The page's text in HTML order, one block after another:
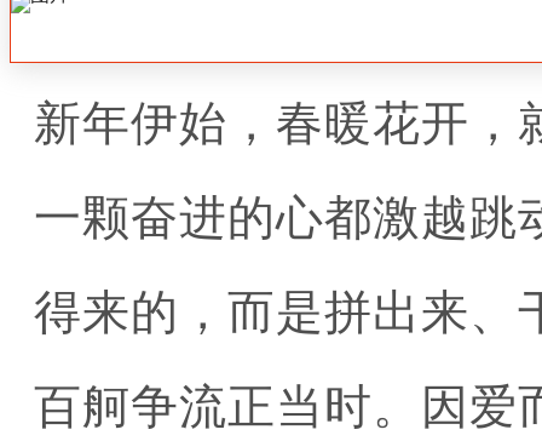
新年伊始，春暖花开，
一颗奋进的心都激越跳
得来的，而是拼出来、
百舸争流正当时。因爱